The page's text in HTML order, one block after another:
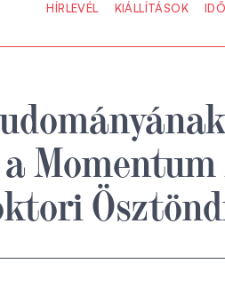
HÍRLEVÉL KIÁLLÍTÁSOK
Momentum